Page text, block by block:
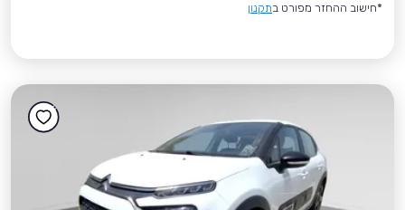
*חישוב ההחזר מפורט בתקנון